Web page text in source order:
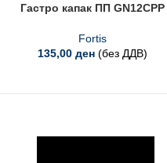
Гастро капак ПП GN12CPP
Fortis
135,00ден (без ДДВ)